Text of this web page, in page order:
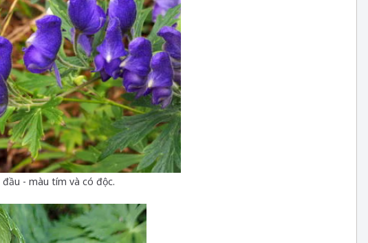
- màu tím và có độc.